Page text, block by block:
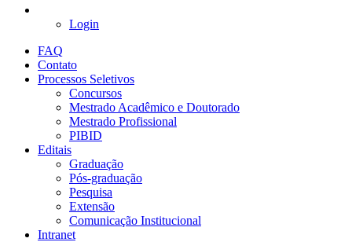
Login
FAQ
Contato
Processos Seletivos
Concursos
Mestrado Acadêmico e Doutorado
Mestrado Profissional
PIBID
Editais
Graduação
Pós-graduação
Pesquisa
Extensão
Comunicação Institucional
Intranet